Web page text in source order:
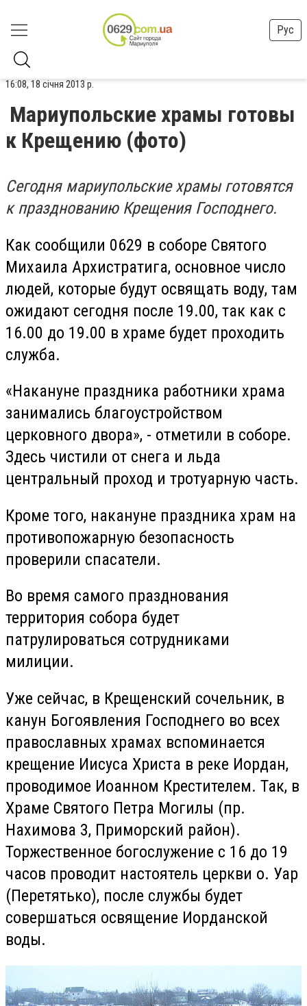
Рус
16:08, 18 січня 2013 р.
Мариупольские храмы готовы
к Крещению (фото)
Сегодня мариупольские храмы готовятся
к празднованию Крещения Господнего.
Как сообщили 0629 в соборе Святого
Михаила Архистратига, основное число
людей, которые будут освящать воду, там
ожидают сегодня после 19.00, так как с
16.00 до 19.00 в храме будет проходить
служба.
«Накануне праздника работники храма
занимались благоустройством
церковного двора», - отметили в соборе.
Здесь чистили от снега и льда
центральный проход и тротуарную часть.
Кроме того, накануне праздника храм на
противопожарную безопасность
проверили спасатели.
Во время самого празднования
территория собора будет
патрулироваться сотрудниками
милиции.
Уже сейчас, в Крещенский сочельник, в
канун Богоявления Господнего во всех
православных храмах вспоминается
крещение Иисуса Христа в реке Иордан,
проводимое Иоанном Крестителем. Так, в
Храме Святого Петра Могилы (пр.
Нахимова 3, Приморский район).
Торжественное богослужение с 16 до 19
часов проводит настоятель церкви о. Уар
(Перетятько), после службы будет
совершаться освящение Иорданской
воды.